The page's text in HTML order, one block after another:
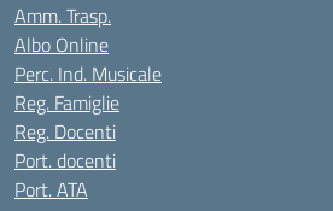
Amm. Trasp.
Albo Online
Perc. Ind. Musicale
Reg. Famiglie
Reg. Docenti
Port. docenti
Port. ATA